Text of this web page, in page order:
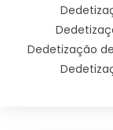
Dedetização